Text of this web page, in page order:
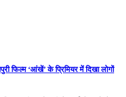
फिल्म ‘आंखें’ के प्रिमियर में दिखा लोगों